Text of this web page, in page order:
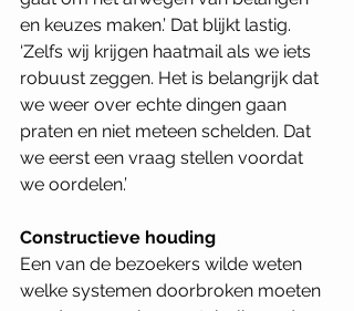
en keuzes maken.’ Dat blijkt lastig.
‘Zelfs wij krijgen haatmail als we iets
robuust zeggen. Het is belangrijk dat
we weer over echte dingen gaan
praten en niet meteen schelden. Dat
we eerst een vraag stellen voordat
we oordelen.’
Constructieve houding
Een van de bezoekers wilde weten
welke systemen doorbroken moeten